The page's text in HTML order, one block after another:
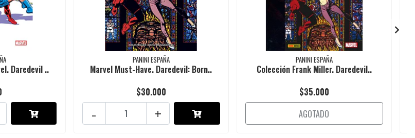
Daredevil ..
PANINI ESPAÑA
Marvel Must-Have. Daredevil: Born..
$30.000
+
-
PANINI ESPAÑA
Colección Frank Miller. Daredevil..
$35.000
AGOTADO